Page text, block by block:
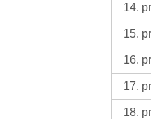
14.
15.
16.
17.
18.